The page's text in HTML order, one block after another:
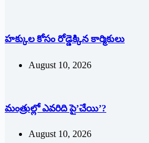
హక్కుల కోసం రోడ్డెక్కిన కార్మికులు
August 10, 2026
మంత్రుల్లో ఎవరిది పై’చేయి’?
August 10, 2026